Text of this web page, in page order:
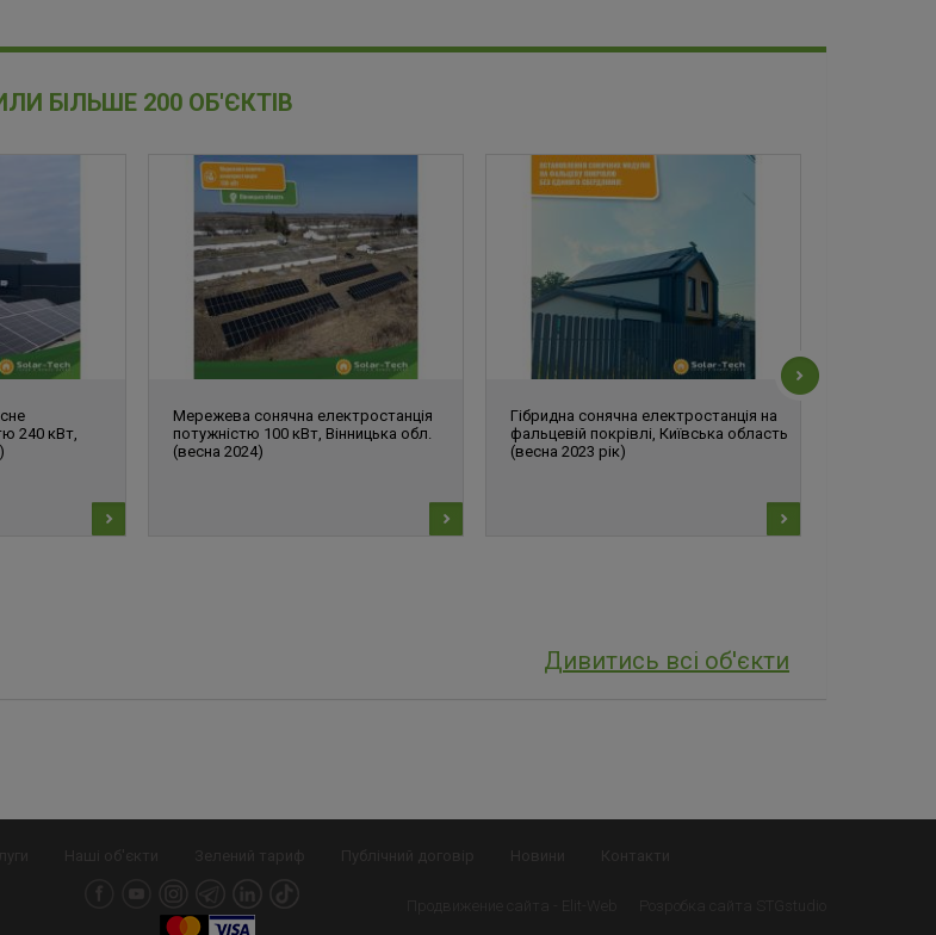
БІЛЬШЕ 200 ОБ'ЄКТІВ
240 кВт,
Мережева сонячна електростанція
потужністю 100 кВт, Вінницька обл.
(весна 2024)
Гібридна сонячна електростанція на
фальцевій покрівлі, Київська область
(весна 2023 рік)
Дивитись всі об'єкти
Публічний договір Новини Контакти
Розробка сайта